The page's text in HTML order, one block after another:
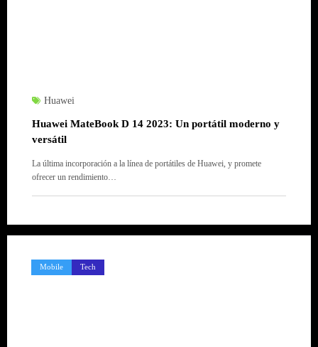
Huawei
Huawei MateBook D 14 2023: Un portátil moderno y
versátil
La última incorporación a la línea de portátiles de Huawei, y promete
ofrecer un rendimiento…
Mobile Tech